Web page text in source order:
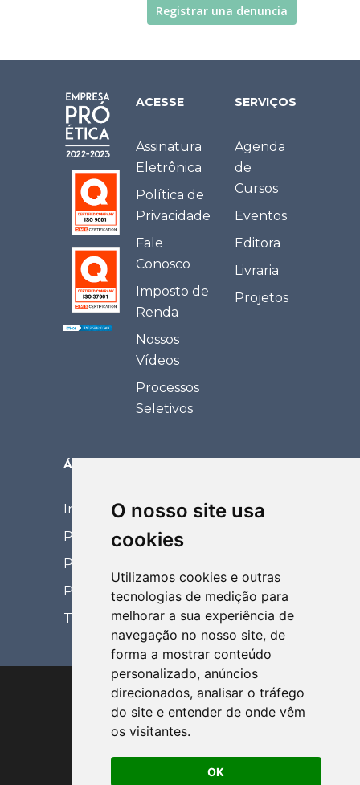
O nosso site usa
cookies
Utilizamos cookies e outras
tecnologias de medição para
melhorar a sua experiência de
navegação no nosso site, de
forma a mostrar conteúdo
personalizado, anúncios
direcionados, analisar o tráfego
do site e entender de onde vêm
os visitantes.
OK
Registrar una denuncia
ACESSE
Assinatura
Eletrônica
Política de
Privacidade
Fale
Conosco
Imposto de
Renda
Nossos
Vídeos
Processos
Seletivos
SERVIÇOS
Agenda
de
Cursos
Eventos
Editora
Livraria
Projetos
ÁREA RESTRITA
Intranet
Portal Eventos
Portal Coordenador
Portal de Relacionamento
Treinamentos EaD
Via de Acesso Prof. Paulo Donato
Castellane, s/nº Câmpus da Unesp |